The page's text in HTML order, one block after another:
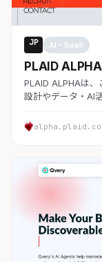
JP AI・SaaS
PLAID ALPHA
PLAID ALPHAは
設計やデータ・AI